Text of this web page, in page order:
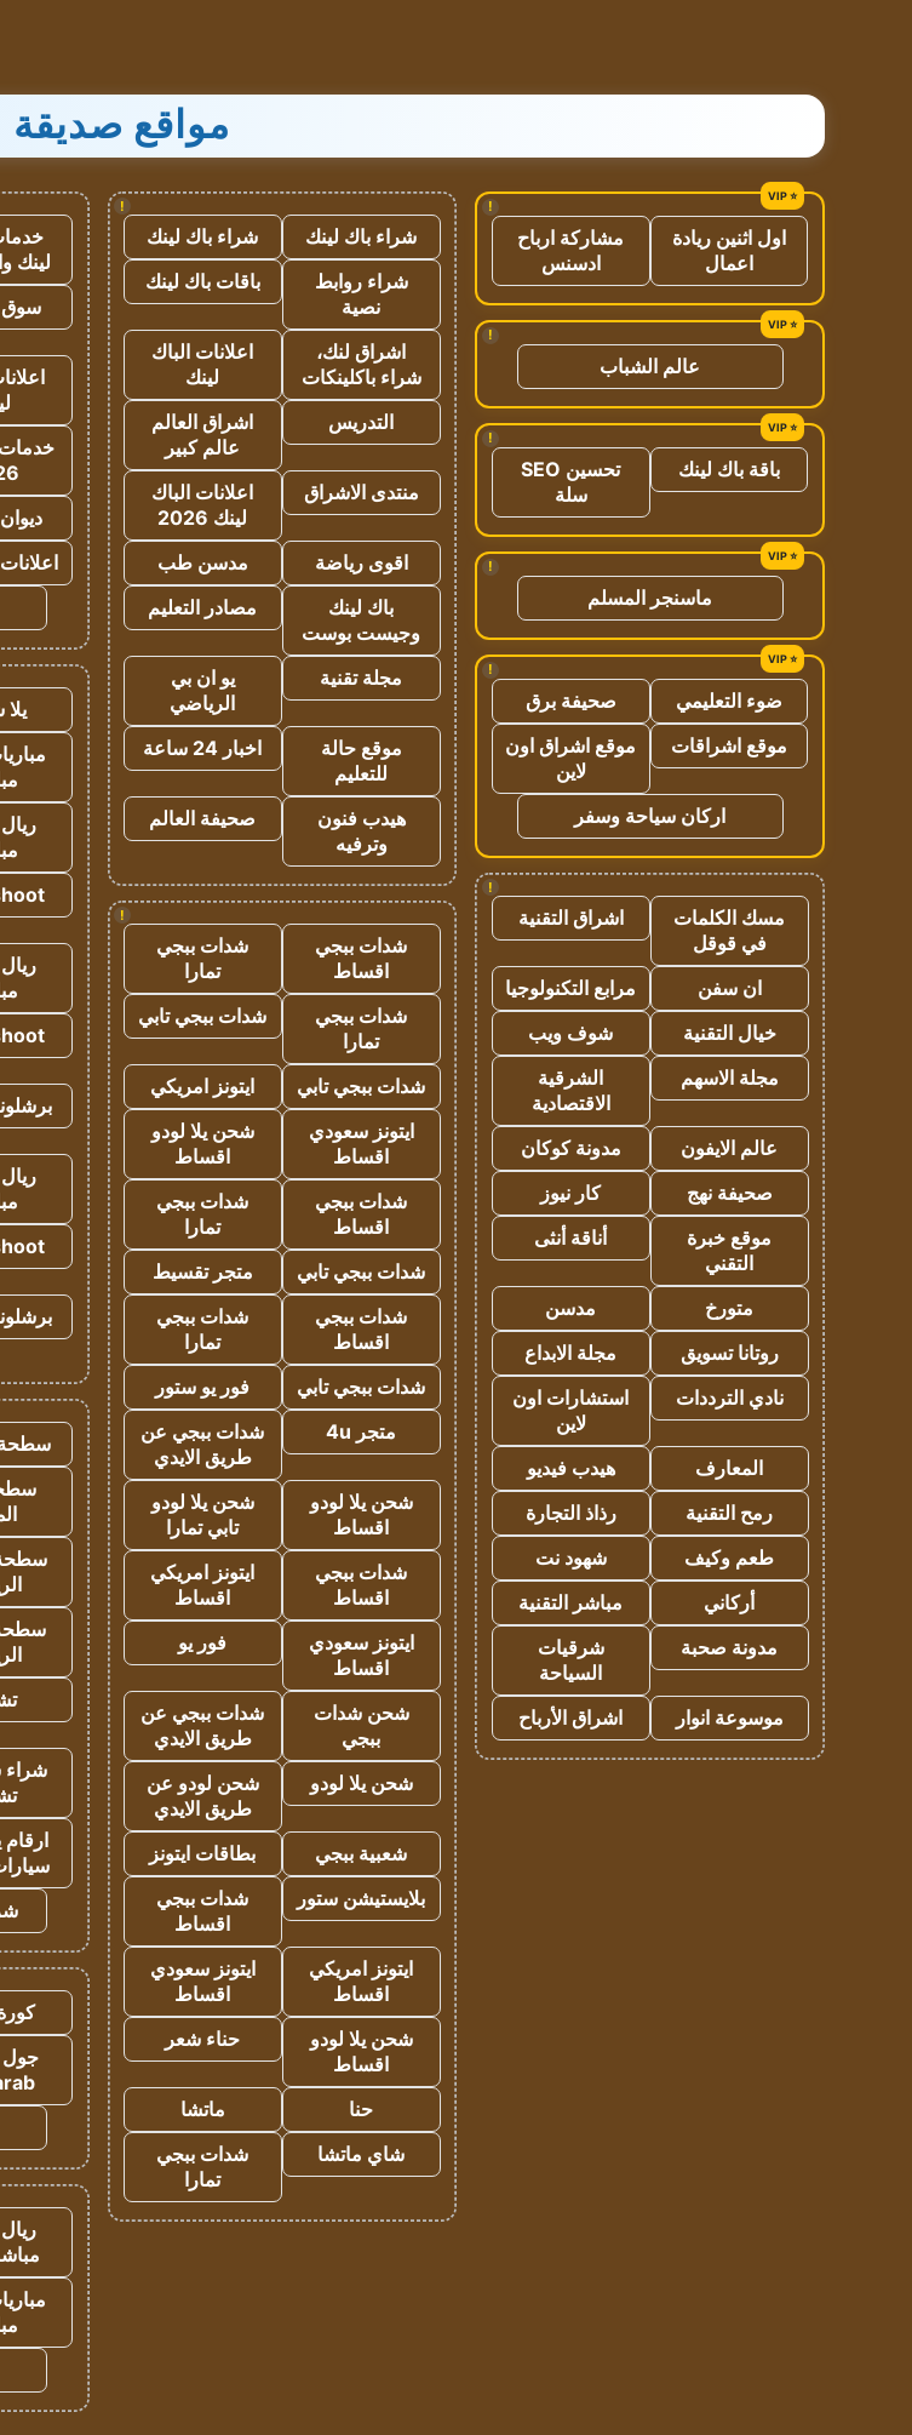
مواقع صديقة
!
اول اثنين ريادة
اعمال
مشاركة ارباح
ادسنس
!
عالم الشباب
!
باقة باك لينك
تحسين SEO
سلة
!
ماسنجر المسلم
!
ضوء التعليمي
صحيفة برق
موقع اشراقات
موقع اشراق اون
لاين
اركان سياحة وسفر
!
مسك الكلمات
في قوقل
اشراق التقنية
ان سفن
مرابع التكنولوجيا
خيال التقنية
شوف ويب
مجلة الاسهم
الشرقية
الاقتصادية
عالم الايفون
مدونة كوكان
صحيفة نهج
كار نيوز
موقع خبرة
التقني
أناقة أنثى
متورخ
مدسن
روتانا تسويق
مجلة الابداع
نادي الترددات
استشارات اون
لاين
المعارف
هيدب فيديو
رمح التقنية
رذاذ التجارة
طعم وكيف
شهود نت
أركاني
مباشر التقنية
مدونة صحبة
شرقيات
السياحة
موسوعة انوار
اشراق الأرباح
!
شراء باك لينك
شراء باك لينك
شراء روابط
نصية
باقات باك لينك
اشراق لنك،
شراء باكلينكات
اعلانات الباك
لينك
التدريس
اشراق العالم
عالم كبير
منتدى الاشراق
اعلانات الباك
لينك 2026
اقوى رياضة
مدسن طب
باك لينك
وجيست بوست
مصادر التعليم
مجلة تقنية
يو ان بي
الرياضي
موقع حالة
للتعليم
اخبار 24 ساعة
هيدب فنون
وترفيه
صحيفة العالم
!
شدات ببجي
اقساط
شدات ببجي
تمارا
شدات ببجي
تمارا
شدات ببجي تابي
شدات ببجي تابي
ايتونز امريكي
ايتونز سعودي
اقساط
شحن يلا لودو
اقساط
شدات ببجي
اقساط
شدات ببجي
تمارا
شدات ببجي تابي
متجر تقسيط
شدات ببجي
اقساط
شدات ببجي
تمارا
شدات ببجي تابي
فور يو ستور
متجر 4u
شدات ببجي عن
طريق الايدي
شحن يلا لودو
اقساط
شحن يلا لودو
تابي تمارا
شدات ببجي
اقساط
ايتونز امريكي
اقساط
ايتونز سعودي
اقساط
فور يو
شحن شدات
ببجي
شدات ببجي عن
طريق الايدي
شحن يلا لودو
شحن لودو عن
طريق الايدي
شعبية ببجي
بطاقات ايتونز
بلايستيشن ستور
شدات ببجي
اقساط
ايتونز امريكي
اقساط
ايتونز سعودي
اقساط
شحن يلا لودو
اقساط
حناء شعر
حنا
ماتشا
شاي ماتشا
شدات ببجي
تمارا
لينك
سوق
خدمات
سطحة
شراء
كورة
جول